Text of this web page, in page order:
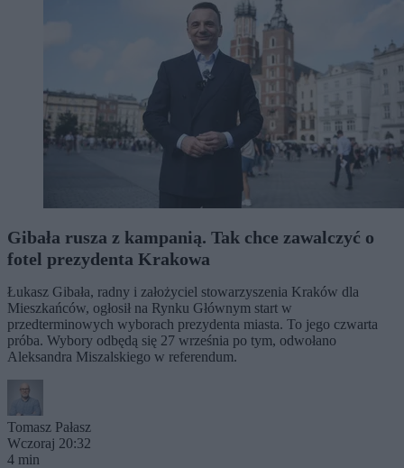
Gibała rusza z kampanią. Tak chce zawalczyć o
fotel prezydenta Krakowa
Łukasz Gibała, radny i założyciel stowarzyszenia Kraków dla
Mieszkańców, ogłosił na Rynku Głównym start w
przedterminowych wyborach prezydenta miasta. To jego czwarta
próba. Wybory odbędą się 27 września po tym, odwołano
Aleksandra Miszalskiego w referendum.
Tomasz Pałasz
Wczoraj 20:32
4 min